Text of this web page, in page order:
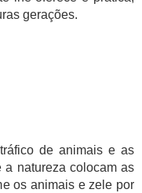
gerações.
de animais e as
a natureza colocam as
os animais e zele por